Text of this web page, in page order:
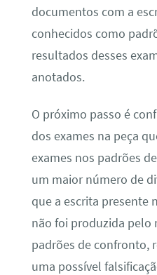
documentos com a
conhecidos como
resultados desses
anotados.
O próximo passo é
dos exames na peça
exames nos padrões
um maior número de
que a escrita presente
não foi produzida pelo
padrões de confronto,
uma possível